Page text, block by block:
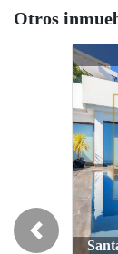
Otros
7285
Previous